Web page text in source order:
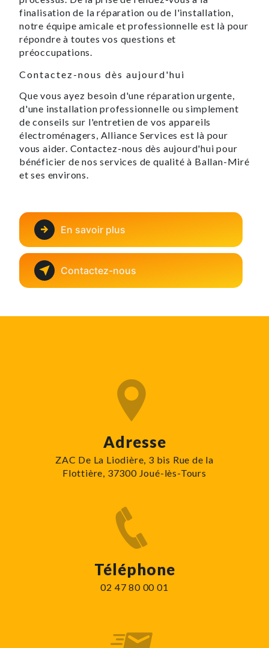
finalisation de la réparation ou de l'installation,
notre équipe amicale et professionnelle est là pour
répondre à toutes vos questions et
préoccupations.
Contactez-nous dès aujourd'hui
Que vous ayez besoin d'une réparation urgente,
d'une installation professionnelle ou simplement
de conseils sur l'entretien de vos appareils
électroménagers, Alliance Services est là pour
vous aider. Contactez-nous dès aujourd'hui pour
bénéficier de nos services de qualité à Ballan-Miré
et ses environs.
En savoir plus
Contactez-nous
Adresse
ZAC De La Liodière, 3 bis Rue de la
Flottière, 37300 Joué-lès-Tours
Téléphone
02 47 80 00 01